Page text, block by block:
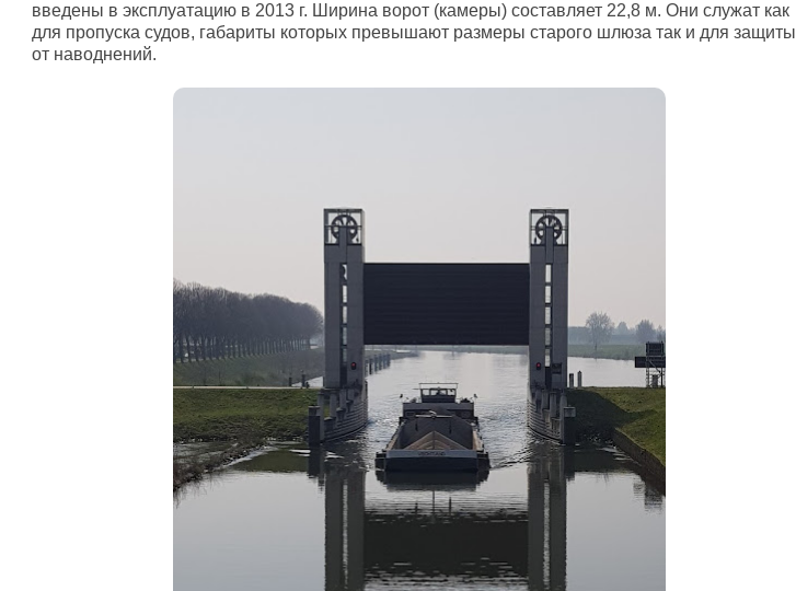
введены в эксплуатацию в 2013 г. Ширина ворот (камеры) составляет 22,8 м. Они служат как
для пропуска судов, габариты которых превышают размеры старого шлюза так и для защиты
от наводнений.